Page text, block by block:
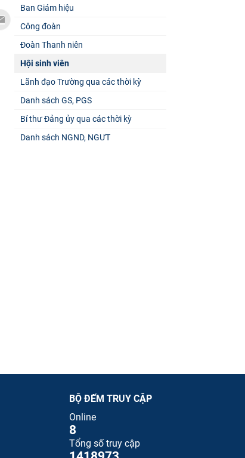
Ban Giám hiệu
Công đoàn
Đoàn Thanh niên
Hội sinh viên
Lãnh đạo Trường qua các thời kỳ
Danh sách GS, PGS
Bí thư Đảng ủy qua các thời kỳ
Danh sách NGND, NGƯT
BỘ ĐẾM TRUY CẬP
Online
8
Tổng số truy cập